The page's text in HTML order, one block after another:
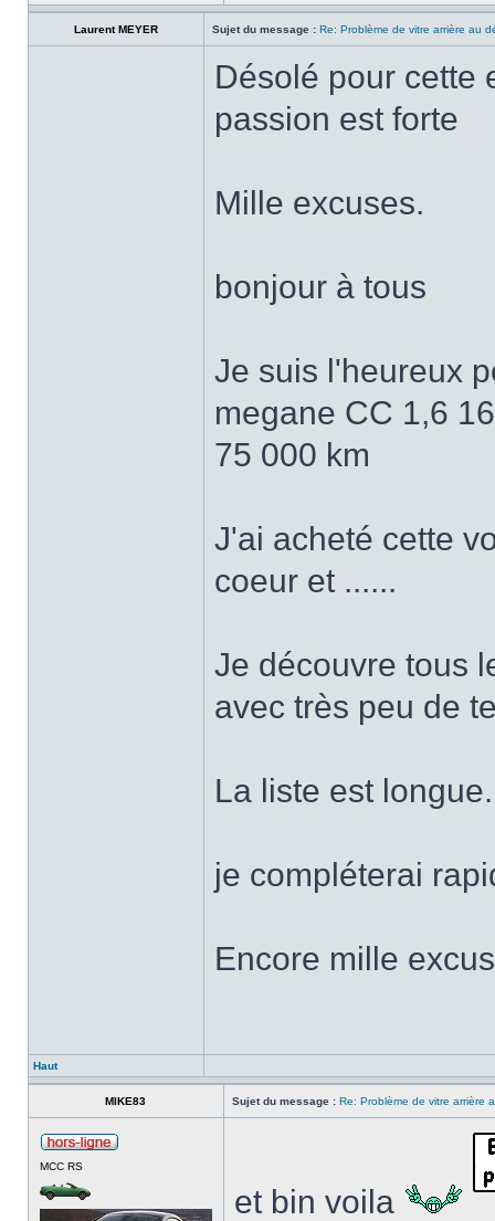
Laurent MEYER Sujet du message : Re: Problème de vitre arrière au
Désolé pour cette
passion est forte
Mille excuses.
bonjour à tous
Je suis l'heureux
megane CC 1,6
75 000 km
J'ai acheté cette
coeur et ......
Je découvre tous
avec très peu de
La liste est
je compléterai
Encore mille
Haut
MIKE83 Sujet du message : Re: Problème de vitre arrière
MCC RS
et bin voila